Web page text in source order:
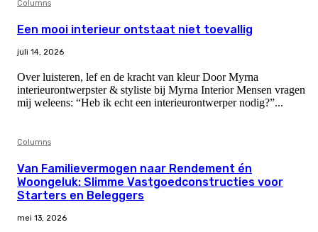
Columns
Een mooi interieur ontstaat niet toevallig
juli 14, 2026
Over luisteren, lef en de kracht van kleur Door Myrna
interieurontwerpster & styliste bij Myrna Interior Mensen vragen
mij weleens: “Heb ik echt een interieurontwerper nodig?”...
Columns
Van Familievermogen naar Rendement én
Woongeluk: Slimme Vastgoedconstructies voor
Starters en Beleggers
mei 13, 2026